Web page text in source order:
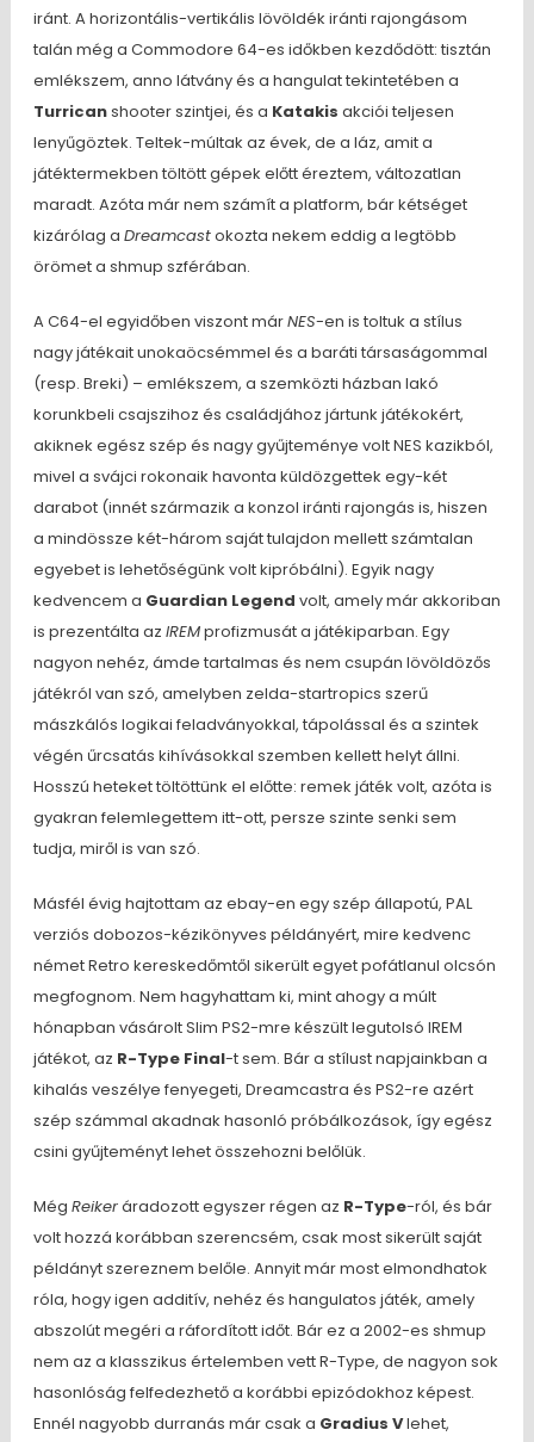
iránt. A horizontális-vertikális lövöldék iránti rajongásom
talán még a Commodore 64-es időkben kezdődött: tisztán
emlékszem, anno látvány és a hangulat tekintetében a
Turricanshooter szintjei, és a Katakis akciói teljesen
lenyűgöztek. Teltek-múltak az évek, de a láz, amit a
játéktermekben töltött gépek előtt éreztem, változatlan
maradt. Azóta már nem számít a platform, bár kétséget
kizárólag a Dreamcastokozta nekem eddig a legtöbb
örömet a shmup szférában.
A C64-el egyidőben viszont márNES-en is toltuk a stílus
nagy játékait unokaöcsémmel és a baráti társaságommal
(resp. Breki) – emlékszem, a szemközti házban lakó
korunkbeli csajszihoz és családjához jártunk játékokért,
akiknek egész szép és nagy gyűjteménye volt NES kazikból,
mivel a svájci rokonaik havonta küldözgettek egy-két
darabot (innét származik a konzol iránti rajongás is, hiszen
a mindössze két-három saját tulajdon mellett számtalan
egyebet is lehetőségünk volt kipróbálni). Egyik nagy
kedvencem a Guardian Legend volt, amely már akkoriban
is prezentálta az IREMprofizmusát a játékiparban. Egy
nagyon nehéz, ámde tartalmas és nem csupán lövöldözős
játékról van szó, amelyben zelda-startropics szerű
mászkálós logikai feladványokkal, tápolással és a szintek
végén űrcsatás kihívásokkal szemben kellett helyt állni.
Hosszú heteket töltöttünk el előtte: remek játék volt, azóta is
gyakran felemlegettem itt-ott, persze szinte senki sem
tudja, miről is van szó.
Másfél évig hajtottam az ebay-en egy szép állapotú, PAL
verziós dobozos-kézikönyves példányért, mire kedvenc
német Retro kereskedőmtől sikerült egyet pofátlanul olcsón
megfognom. Nem hagyhattam ki, mint ahogy a múlt
hónapban vásárolt Slim PS2-mre készült legutolsó IREM
játékot, az R-Type Final-t sem. Bár a stílust napjainkban a
kihalás veszélye fenyegeti, Dreamcastra és PS2-re azért
szép számmal akadnak hasonló próbálkozások, így egész
csini gyűjteményt lehet összehozni belőlük.
Még Reikeráradozott egyszer régen az R-Type-ról, és bár
volt hozzá korábban szerencsém, csak most sikerült saját
példányt szereznem belőle. Annyit már most elmondhatok
róla, hogy igen additív, nehéz és hangulatos játék, amely
abszolút megéri a ráfordított időt. Bár ez a 2002-es shmup
nem az a klasszikus értelemben vett R-Type, de nagyon sok
hasonlóság felfedezhető a korábbi epizódokhoz képest.
Ennél nagyobb durranás már csak a Gradius Vlehet,